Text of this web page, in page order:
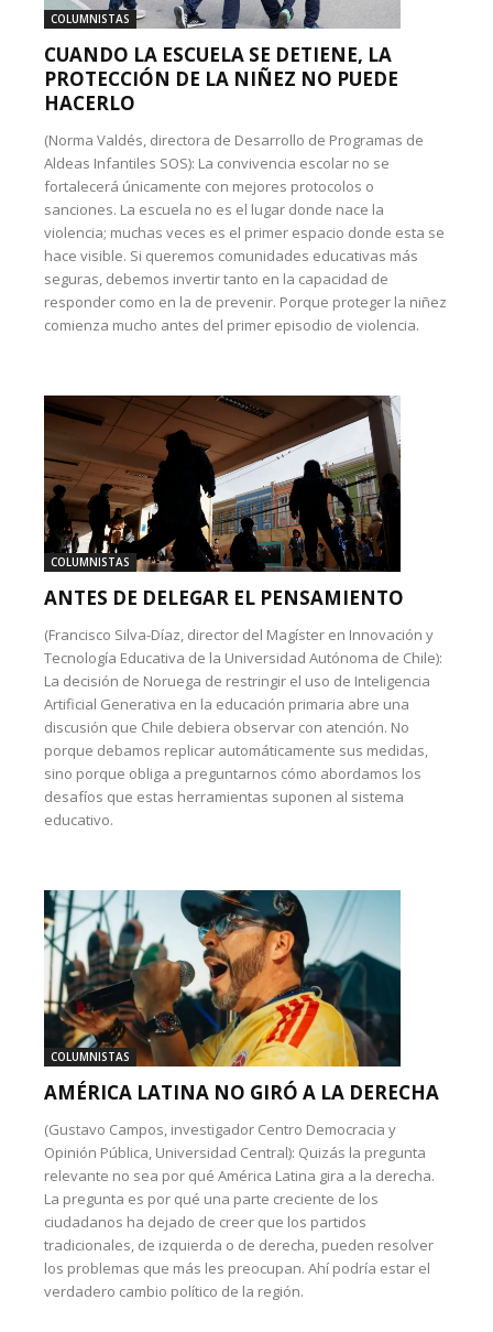
COLUMNISTAS
CUANDO LA ESCUELA SE DETIENE, LA
PROTECCIÓN DE LA NIÑEZ NO PUEDE
HACERLO
(Norma Valdés, directora de Desarrollo de Programas de
Aldeas Infantiles SOS): La convivencia escolar no se
fortalecerá únicamente con mejores protocolos o
sanciones. La escuela no es el lugar donde nace la
violencia; muchas veces es el primer espacio donde esta se
hace visible. Si queremos comunidades educativas más
seguras, debemos invertir tanto en la capacidad de
responder como en la de prevenir. Porque proteger la niñez
comienza mucho antes del primer episodio de violencia.
COLUMNISTAS
ANTES DE DELEGAR EL PENSAMIENTO
(Francisco Silva-Díaz, director del Magíster en Innovación y
Tecnología Educativa de la Universidad Autónoma de Chile):
La decisión de Noruega de restringir el uso de Inteligencia
Artificial Generativa en la educación primaria abre una
discusión que Chile debiera observar con atención. No
porque debamos replicar automáticamente sus medidas,
sino porque obliga a preguntarnos cómo abordamos los
desafíos que estas herramientas suponen al sistema
educativo.
COLUMNISTAS
AMÉRICA LATINA NO GIRÓ A LA DERECHA
(Gustavo Campos, investigador Centro Democracia y
Opinión Pública, Universidad Central): Quizás la pregunta
relevante no sea por qué América Latina gira a la derecha.
La pregunta es por qué una parte creciente de los
ciudadanos ha dejado de creer que los partidos
tradicionales, de izquierda o de derecha, pueden resolver
los problemas que más les preocupan. Ahí podría estar el
verdadero cambio político de la región.